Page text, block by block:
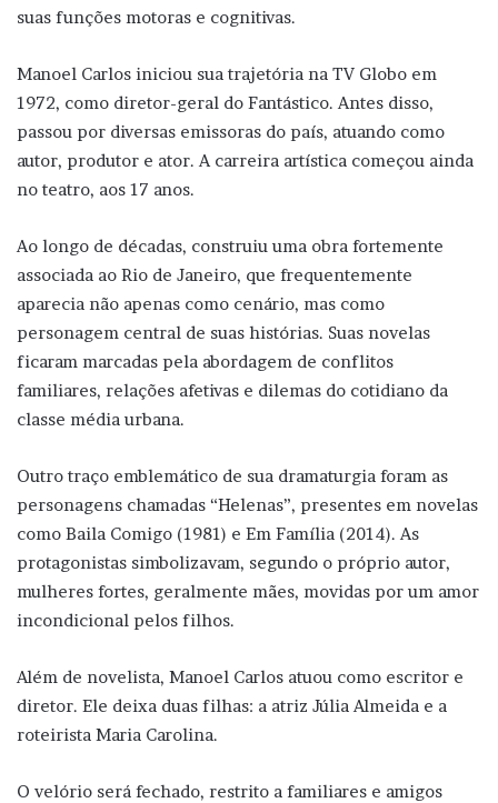
suas funções motoras e cognitivas.
Manoel Carlos iniciou sua trajetória na TV Globo em
1972, como diretor-geral do Fantástico. Antes disso,
passou por diversas emissoras do país, atuando como
autor, produtor e ator. A carreira artística começou ainda
no teatro, aos 17 anos.
Ao longo de décadas, construiu uma obra fortemente
associada ao Rio de Janeiro, que frequentemente
aparecia não apenas como cenário, mas como
personagem central de suas histórias. Suas novelas
ficaram marcadas pela abordagem de conflitos
familiares, relações afetivas e dilemas do cotidiano da
classe média urbana.
Outro traço emblemático de sua dramaturgia foram as
personagens chamadas “Helenas”, presentes em novelas
como Baila Comigo (1981) e Em Família (2014). As
protagonistas simbolizavam, segundo o próprio autor,
mulheres fortes, geralmente mães, movidas por um amor
incondicional pelos filhos.
Além de novelista, Manoel Carlos atuou como escritor e
diretor. Ele deixa duas filhas: a atriz Júlia Almeida e a
roteirista Maria Carolina.
O velório será fechado, restrito a familiares e amigos